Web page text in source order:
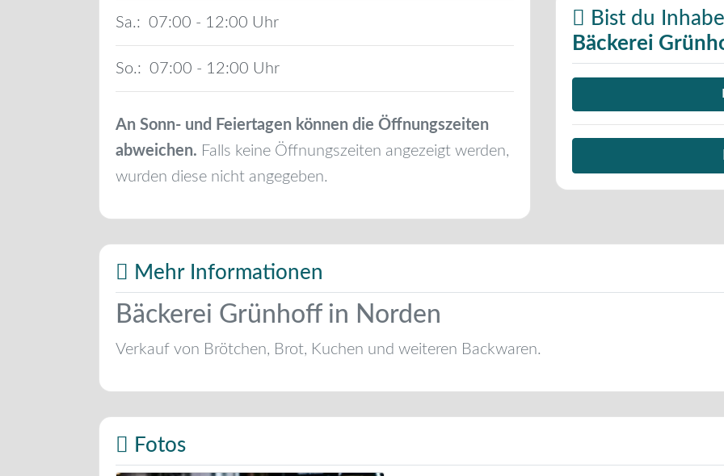
Sa.: 07:00 - 12:00
So.: 07:00 - 12:00
An Sonn- und Feiertagen können die Öffnungszeiten
abweichen. Falls keine Öffnungszeiten angezeigt werden,
wurden diese nicht angegeben.
Bist du
Bäckerei
Mehr Informationen
Bäckerei Grünhoff in Norden
Verkauf von Brötchen, Brot, Kuchen und weiteren Backwaren.
Fotos